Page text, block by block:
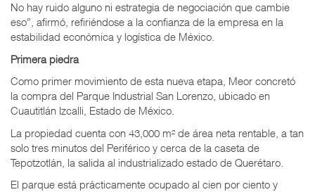
No hay ruido alguno ni estrategia de negociación que cambie
eso”, afirmó, refiriéndose a la confianza de la empresa en la
estabilidad económica y logística de México.
Primera piedra
Como primer movimiento de esta nueva etapa, Meor concretó
la compra del Parque Industrial San Lorenzo, ubicado en
Cuautitlán Izcalli, Estado de México.
La propiedad cuenta con 43,000 m² de área neta rentable, a tan
solo tres minutos del Periférico y cerca de la caseta de
Tepotzotlán, la salida al industrializado estado de Querétaro.
El parque está prácticamente ocupado al cien por ciento y